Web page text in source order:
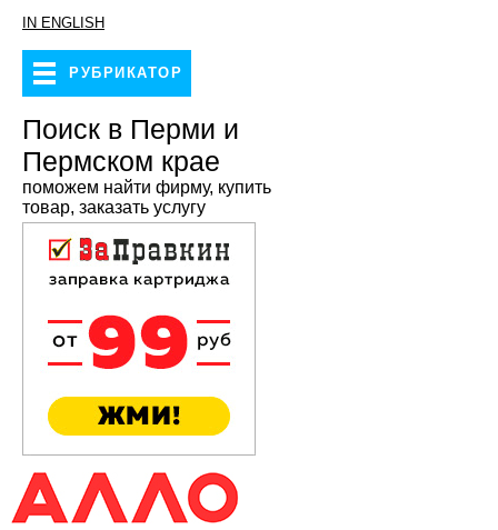
IN ENGLISH
РУБРИКАТОР
Поиск в Перми и
Пермском крае
поможем найти фирму, купить
товар, заказать услугу